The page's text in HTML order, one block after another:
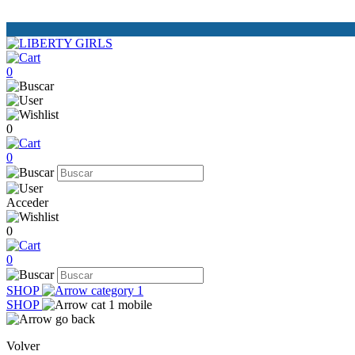
0
0
0
Acceder
0
0
SHOP
SHOP
Volver